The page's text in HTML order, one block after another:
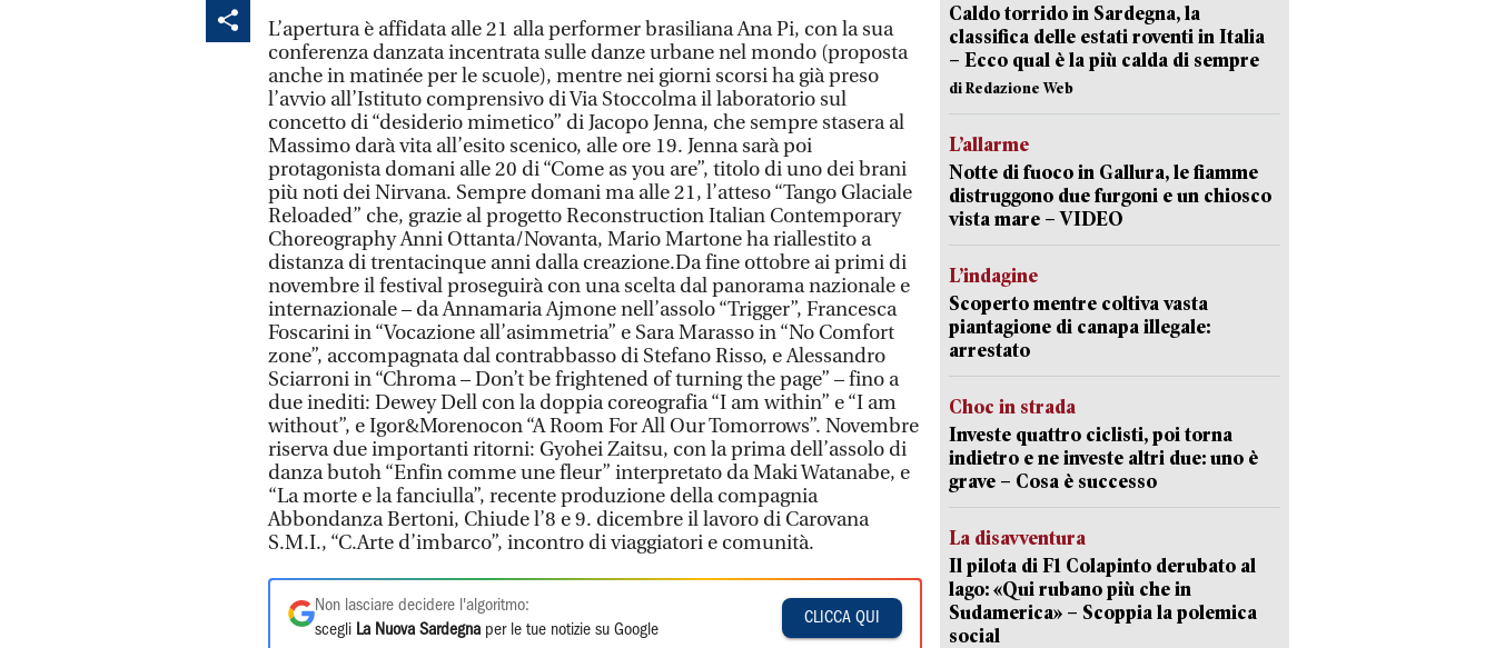
L’apertura è affidata alle 21 alla performer brasiliana Ana Pi, con la sua
conferenza danzata incentrata sulle danze urbane nel mondo (proposta
anche in matinée per le scuole), mentre nei giorni scorsi ha già preso
l’avvio all’Istituto comprensivo di Via Stoccolma il laboratorio sul
concetto di “desiderio mimetico” di Jacopo Jenna, che sempre stasera al
Massimo darà vita all’esito scenico, alle ore 19. Jenna sarà poi
protagonista domani alle 20 di “Come as you are”, titolo di uno dei brani
più noti dei Nirvana. Sempre domani ma alle 21, l’atteso “Tango Glaciale
Reloaded” che, grazie al progetto Reconstruction Italian Contemporary
Choreography Anni Ottanta/Novanta, Mario Martone ha riallestito a
distanza di trentacinque anni dalla creazione.Da fine ottobre ai primi di
novembre il festival proseguirà con una scelta dal panorama nazionale e
internazionale – da Annamaria Ajmone nell’assolo “Trigger”, Francesca
Foscarini in “Vocazione all’asimmetria” e Sara Marasso in “No Comfort
zone”, accompagnata dal contrabbasso di Stefano Risso, e Alessandro
Sciarroni in “Chroma – Don’t be frightened of turning the page” – fino a
due inediti: Dewey Dell con la doppia coreografia “I am within” e “I am
without”, e Igor&Morenocon “A Room For All Our Tomorrows”. Novembre
riserva due importanti ritorni: Gyohei Zaitsu, con la prima dell’assolo di
danza butoh “Enfin comme une fleur” interpretato da Maki Watanabe, e
“La morte e la fanciulla”, recente produzione della compagnia
Abbondanza Bertoni, Chiude l’8 e 9. dicembre il lavoro di Carovana
S.M.I., “C.Arte d’imbarco”, incontro di viaggiatori e comunità.
Non lasciare decidere l'algoritmo:
scegli La Nuova Sardegna per le tue notizie su Google
CLICCA QUI
Caldo torrido in Sardegna, la
classifica delle estati roventi in Italia
– Ecco qual è la più calda di sempre
di Redazione Web
L’allarme
Notte di fuoco in Gallura, le fiamme
distruggono due furgoni e un chiosco
vista mare – VIDEO
L’indagine
Scoperto mentre coltiva vasta
piantagione di canapa illegale:
arrestato
Choc in strada
Investe quattro ciclisti, poi torna
indietro e ne investe altri due: uno è
grave – Cosa è successo
La disavventura
Il pilota di F1 Colapinto derubato al
lago: «Qui rubano più che in
Sudamerica» – Scoppia la polemica
social